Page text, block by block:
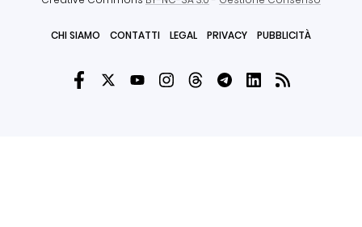
CHI SIAMO CONTATTI LEGAL PRIVACY PUBBLICITÀ